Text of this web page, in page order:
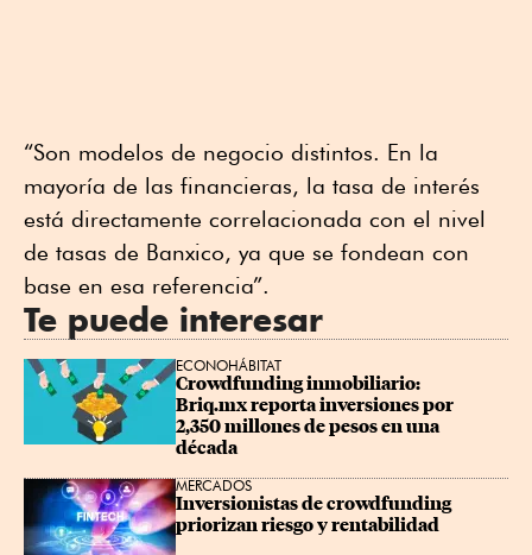
“Son modelos de negocio distintos. En la
mayoría de las financieras, la tasa de interés
está directamente correlacionada con el nivel
de tasas de Banxico, ya que se fondean con
base en esa referencia”.
Te puede interesar
ECONOHÁBITAT
Crowdfunding inmobiliario:
Briq.mx reporta inversiones por
2,350 millones de pesos en una
década
MERCADOS
Inversionistas de crowdfunding
priorizan riesgo y rentabilidad